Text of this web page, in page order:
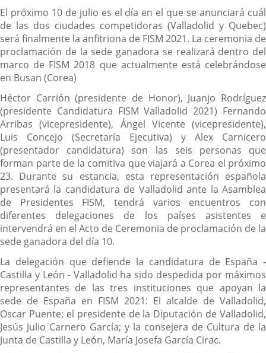
El próximo 10 de julio es el día en el que se anunciará cuál
de las dos ciudades competidoras (Valladolid y Quebec)
será finalmente la anfitriona de FISM 2021. La ceremonia de
proclamación de la sede ganadora se realizará dentro del
marco de FISM 2018 que actualmente está celebrándose
en Busan (Corea)
Héctor Carrión (presidente de Honor), Juanjo Rodríguez
(presidente Candidatura FISM Valladolid 2021) Fernando
Arribas (vicepresidente), Ángel Vicente (vicepresidente),
Luis Concejo (Secretaría Ejecutiva) y Alex Carnicero
(presentador candidatura) son las seis personas que
forman parte de la comitiva que viajará a Corea el próximo
23. Durante su estancia, esta representación española
presentará la candidatura de Valladolid ante la Asamblea
de Presidentes FISM, tendrá varios encuentros con
diferentes delegaciones de los países asistentes e
intervendrá en el Acto de Ceremonia de proclamación de la
sede ganadora del día 10.
La delegación que defiende la candidatura de España -
Castilla y León - Valladolid ha sido despedida por máximos
representantes de las tres instituciones que apoyan la
sede de España en FISM 2021: El alcalde de Valladolid,
Oscar Puente; el presidente de la Diputación de Valladolid,
Jesús Julio Carnero García; y la consejera de Cultura de la
Junta de Castilla y León, María Josefa García Cirac.